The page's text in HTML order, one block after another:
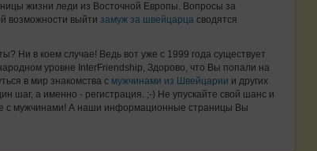
жизни леди из Восточной Европы. Вопросы за
возможности выйти замуж за швейцарца сводятся
Ни в коем случае! Ведь вот уже с 1999 года существует
уровне InterFriendship, Здорово, что Вы попали на
в мир знакомства с мужчинами из Швейцарии и других
шаг, а именно - регистрация. ;-) Не упускайте свой шанс и
с мужчинами! А наши информационные страницы Вы